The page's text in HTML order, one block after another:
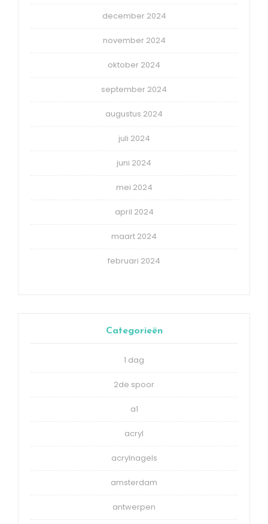
december 2024
november 2024
oktober 2024
september 2024
augustus 2024
juli 2024
juni 2024
mei 2024
april 2024
maart 2024
februari 2024
Categorieën
1 dag
2de spoor
a1
acryl
acrylnagels
amsterdam
antwerpen